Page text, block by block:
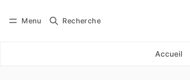
Menu Recherche
Accueil
Se connecter